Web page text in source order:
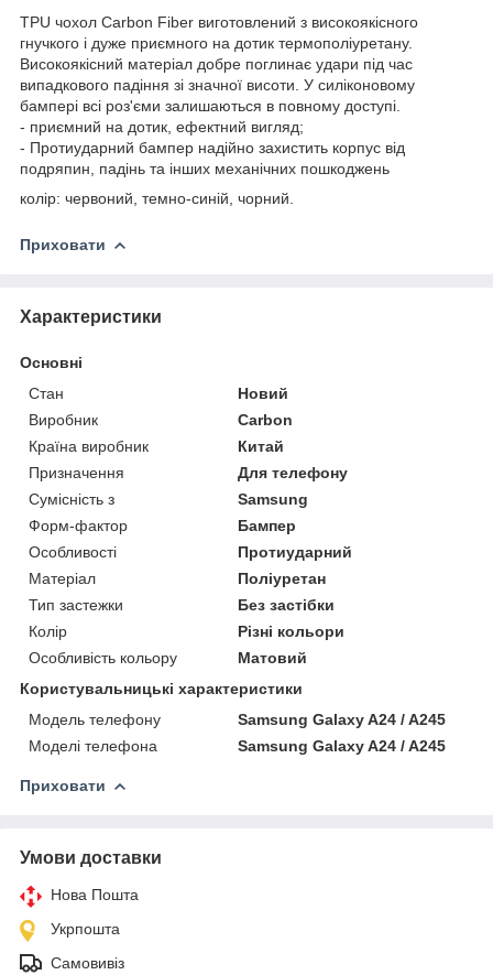
TPU чохол Carbon Fiber виготовлений з високоякісного
гнучкого і дуже приємного на дотик термополіуретану.
Високоякісний матеріал добре поглинає удари під час
випадкового падіння зі значної висоти. У силіконовому
бампері всі роз'єми залишаються в повному доступі.
- приємний на дотик, ефектний вигляд;
- Протиударний бампер надійно захистить корпус від
подряпин, падінь та інших механічних пошкоджень
колір: червоний, темно-синій, чорний.
Приховати
Характеристики
Основні
Стан
Новий
Виробник
Carbon
Країна виробник
Китай
Призначення
Для телефону
Сумісність з
Samsung
Форм-фактор
Бампер
Особливості
Протиударний
Матеріал
Поліуретан
Тип застежки
Без застібки
Колір
Різні кольори
Особливість кольору
Матовий
Користувальницькі характеристики
Модель телефону
Samsung Galaxy A24 / A245
Моделі телефона
Samsung Galaxy A24 / A245
Приховати
Умови доставки
Нова Пошта
Укрпошта
Самовивіз